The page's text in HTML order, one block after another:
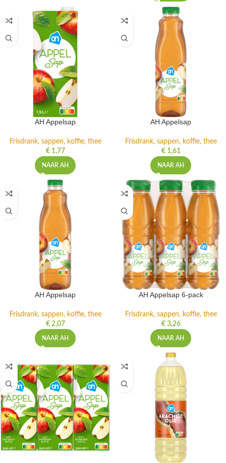
AH Appelsap
Frisdrank, sappen, koffie, thee
€1,77
NAAR AH
AH Appelsap
Frisdrank, sappen, koffie, thee
€1,61
NAAR AH
AH Appelsap
Frisdrank, sappen, koffie, thee
€2,07
NAAR AH
AH Appelsap 6-pack
Frisdrank, sappen, koffie, thee
€3,26
NAAR AH